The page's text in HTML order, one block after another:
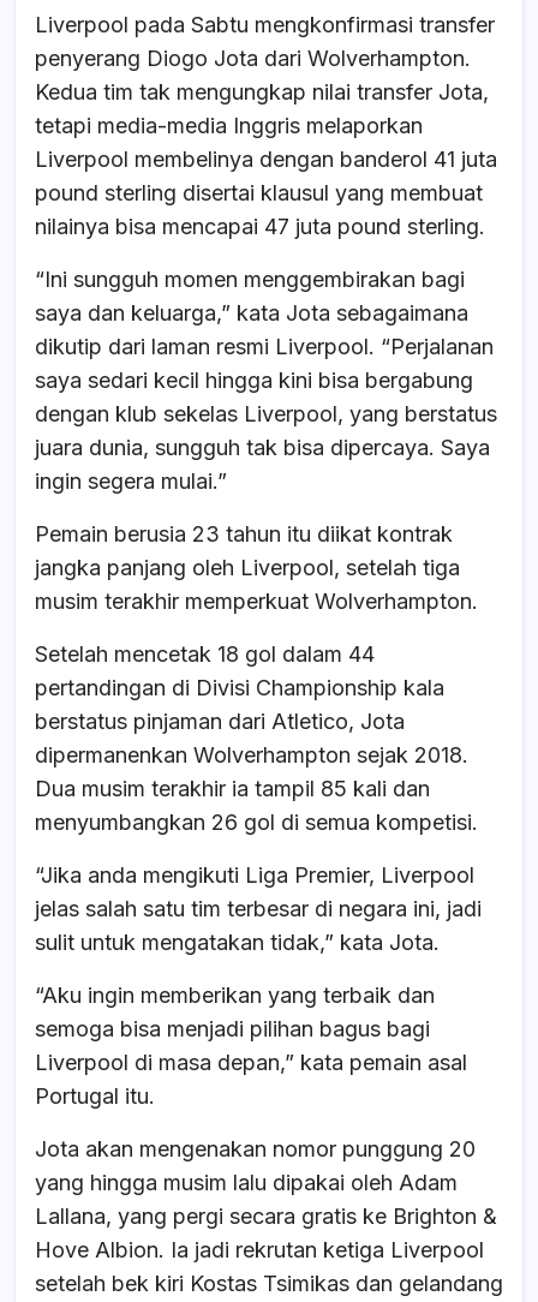
Liverpool pada Sabtu mengkonfirmasi transfer
penyerang Diogo Jota dari Wolverhampton.
Kedua tim tak mengungkap nilai transfer Jota,
tetapi media-media Inggris melaporkan
Liverpool membelinya dengan banderol 41 juta
pound sterling disertai klausul yang membuat
nilainya bisa mencapai 47 juta pound sterling.
“Ini sungguh momen menggembirakan bagi
saya dan keluarga,” kata Jota sebagaimana
dikutip dari laman resmi Liverpool. “Perjalanan
saya sedari kecil hingga kini bisa bergabung
dengan klub sekelas Liverpool, yang berstatus
juara dunia, sungguh tak bisa dipercaya. Saya
ingin segera mulai.”
Pemain berusia 23 tahun itu diikat kontrak
jangka panjang oleh Liverpool, setelah tiga
musim terakhir memperkuat Wolverhampton.
Setelah mencetak 18 gol dalam 44
pertandingan di Divisi Championship kala
berstatus pinjaman dari Atletico, Jota
dipermanenkan Wolverhampton sejak 2018.
Dua musim terakhir ia tampil 85 kali dan
menyumbangkan 26 gol di semua kompetisi.
“Jika anda mengikuti Liga Premier, Liverpool
jelas salah satu tim terbesar di negara ini, jadi
sulit untuk mengatakan tidak,” kata Jota.
“Aku ingin memberikan yang terbaik dan
semoga bisa menjadi pilihan bagus bagi
Liverpool di masa depan,” kata pemain asal
Portugal itu.
Jota akan mengenakan nomor punggung 20
yang hingga musim lalu dipakai oleh Adam
Lallana, yang pergi secara gratis ke Brighton &
Hove Albion. Ia jadi rekrutan ketiga Liverpool
setelah bek kiri Kostas Tsimikas dan gelandang